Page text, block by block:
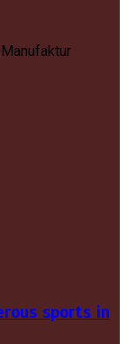
sports in